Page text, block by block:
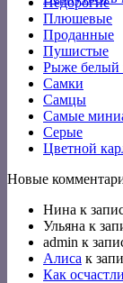
Плюшевые
Проданные
Пушистые
Рыже белый
Самки
Самцы
Самые
Серые
Цветной
Новые
Нина к
Ульяна к
admin к
Алиса к
Как